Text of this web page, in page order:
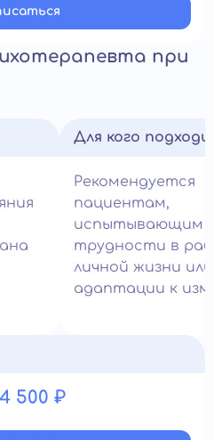
при
Для кого
Рекомендуется
пациентам,
испытывающим
трудности в
личной жизни или
адаптации к
500 ₽